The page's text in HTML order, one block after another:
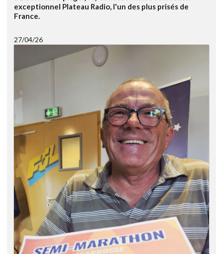
exceptionnel Plateau Radio, l'un des plus prisés de
France.
27/04/26